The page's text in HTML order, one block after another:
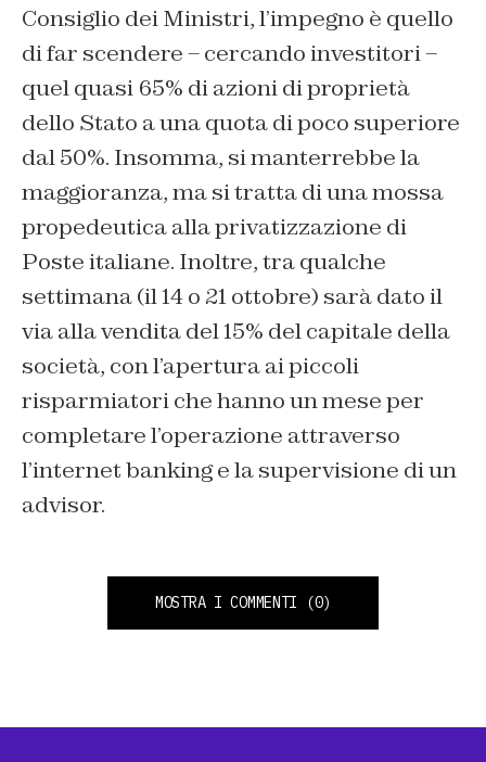
Consiglio dei Ministri, l’impegno è quello
di far scendere – cercando investitori –
quel quasi 65% di azioni di proprietà
dello Stato a una quota di poco superiore
dal 50%. Insomma, si manterrebbe la
maggioranza, ma si tratta di una mossa
propedeutica alla privatizzazione di
Poste italiane. Inoltre, tra qualche
settimana (il 14 o 21 ottobre) sarà dato il
via alla vendita del 15% del capitale della
società, con l’apertura ai piccoli
risparmiatori che hanno un mese per
completare l’operazione attraverso
l’internet banking e la supervisione di un
advisor.
MOSTRA I COMMENTI (0)